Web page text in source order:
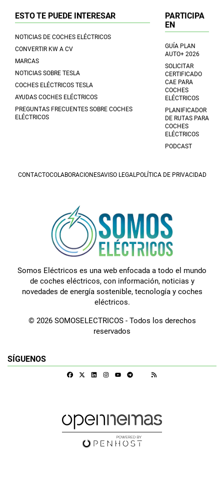
ESTO TE PUEDE INTERESAR
NOTICIAS DE COCHES ELÉCTRICOS
CONVERTIR KW A CV
MARCAS
NOTICIAS SOBRE TESLA
COCHES ELÉCTRICOS TESLA
AYUDAS COCHES ELÉCTRICOS
PREGUNTAS FRECUENTES SOBRE COCHES
ELÉCTRICOS
PARTICIPA
EN
GUÍA PLAN
AUTO+ 2026
SOLICITAR
CERTIFICADO
CAE PARA
COCHES
ELÉCTRICOS
PLANIFICADOR
DE RUTAS PARA
COCHES
ELÉCTRICOS
PODCAST
CONTACTOCOLABORACIONESAVISO LEGAL POLÍTICA DE PRIVACIDAD
Somos Eléctricos es una web enfocada a todo el mundo
de coches eléctricos, con información, noticias y
novedades de energía sostenible, tecnología y coches
eléctricos.
© 2026 SOMOSELECTRICOS - Todos los derechos
reservados
SÍGUENOS
FacebookLinkedinInstagramTelegram
Google Discover